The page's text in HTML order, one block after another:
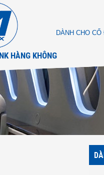
HÀNG KHÔNG
DÀNH CHO